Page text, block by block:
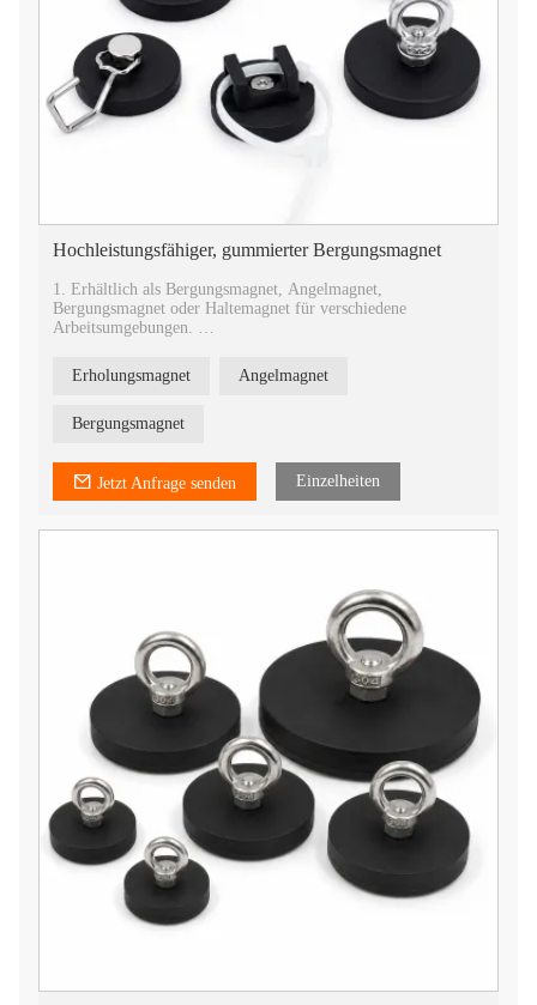
Hochleistungsfähiger, gummierter Bergungsmagnet
1. Erhältlich als Bergungsmagnet, Angelmagnet,
Bergungsmagnet oder Haltemagnet für verschiedene
Arbeitsumgebungen.
Tragetaschen und Verkaufsverpackungen erhältlich.
Erholungsmagnet Angelmagnet
Bergungsmagnet
Jetzt Anfrage senden Einzelheiten